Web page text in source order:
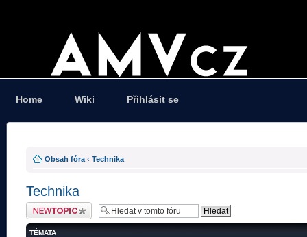
Home Wiki Přihlásit se
Obsah fóra ‹ Technika
Technika
Odeslat nové téma
TÉMATA